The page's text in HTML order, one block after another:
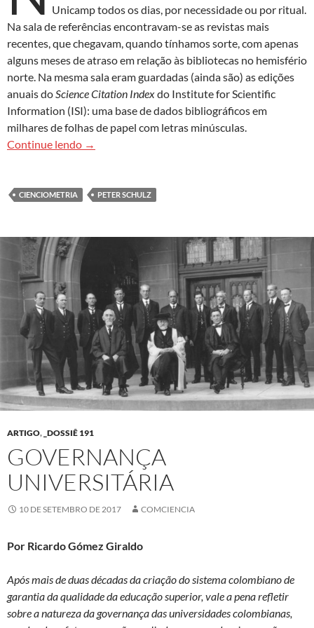
Unicamp todos os dias, por necessidade ou por ritual.
Na sala de referências encontravam-se as revistas mais
recentes, que chegavam, quando tínhamos sorte, com apenas
alguns meses de atraso em relação às bibliotecas no hemisfério
norte. Na mesma sala eram guardadas (ainda são) as edições
anuais doScience Citation Indexdo Institute for Scientific
Information (ISI): uma base de dados bibliográficos em
milhares de folhas de papel com letras minúsculas.
Continue lendo A ciência é mais do que a soma de seus
→
CIENCIOMETRIA PETER SCHULZ
ARTIGO, _DOSSIÊ 191
GOVERNANÇA
UNIVERSITÁRIA
10 DE SETEMBRO DE 2017 COMCIENCIA
Por Ricardo Gómez Giraldo
Após mais de duas décadas da criação do sistema colombiano de
garantia da qualidade da educação superior, vale a pena refletir
sobre a natureza da governança das universidades colombianas,